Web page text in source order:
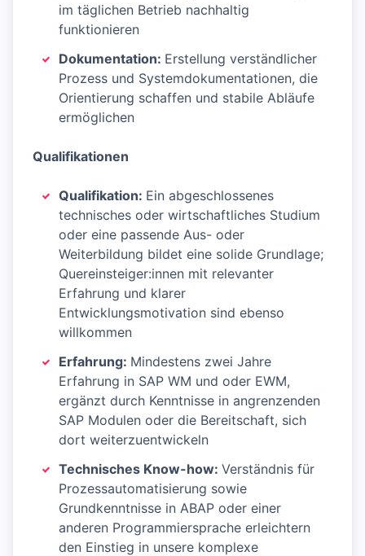
im täglichen Betrieb nachhaltig
funktionieren
Dokumentation: Erstellung verständlicher
Prozess und Systemdokumentationen, die
Orientierung schaffen und stabile Abläufe
ermöglichen
Qualifikationen
Qualifikation: Ein abgeschlossenes
technisches oder wirtschaftliches Studium
oder eine passende Aus- oder
Weiterbildung bildet eine solide Grundlage;
Quereinsteiger:innen mit relevanter
Erfahrung und klarer
Entwicklungsmotivation sind ebenso
willkommen
Erfahrung: Mindestens zwei Jahre
Erfahrung in SAP WM und oder EWM,
ergänzt durch Kenntnisse in angrenzenden
SAP Modulen oder die Bereitschaft, sich
dort weiterzuentwickeln
Technisches Know-how: Verständnis für
Prozessautomatisierung sowie
Grundkenntnisse in ABAP oder einer
anderen Programmiersprache erleichtern
den Einstieg in unsere komplexe